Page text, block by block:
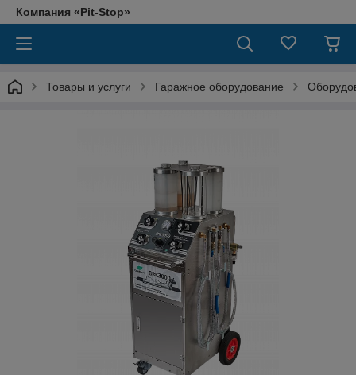
Компания «Pit-Stop»
Товары и услуги Гаражное оборудование